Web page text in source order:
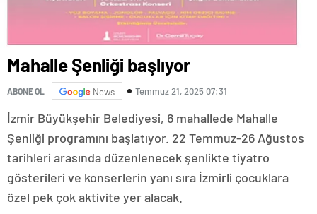
Mahalle Şenliği başlıyor
ABONE OL News Temmuz 21, 2025 07:31
İzmir Büyükşehir Belediyesi, 6 mahallede Mahalle
Şenliği programını başlatıyor. 22 Temmuz-26 Ağustos
tarihleri arasında düzenlenecek şenlikte tiyatro
gösterileri ve konserlerin yanı sıra İzmirli çocuklara
özel pek çok aktivite yer alacak.